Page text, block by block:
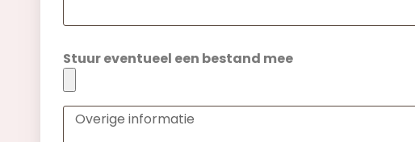
Stuur eventueel een bestand mee